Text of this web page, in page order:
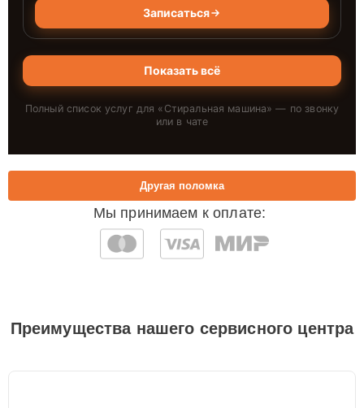
Записаться
Показать всё
Полный список услуг для « Стиральная машина» — по звонку
или в чате
Мы принимаем к оплате:
Другая поломка
Преимущества нашего сервисного центра